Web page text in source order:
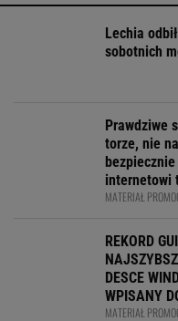
Lechia
sobotnich
Prawdziwe
torze, nie
internetowi
MATERIAŁ
REKORD
DESCE
WPISANY
MATERIAŁ